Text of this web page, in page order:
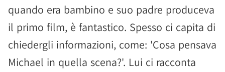
quando era bambino e suo padre produceva
il primo film, è fantastico. Spesso ci capita di
chiedergli informazioni, come: 'Cosa pensava
Michael in quella scena?'. Lui ci racconta